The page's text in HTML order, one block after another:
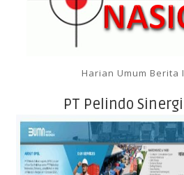
Harian Umum Berita
PT Pelindo